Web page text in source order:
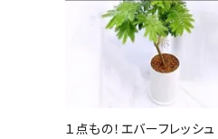
１点もの！エバーフレッシ